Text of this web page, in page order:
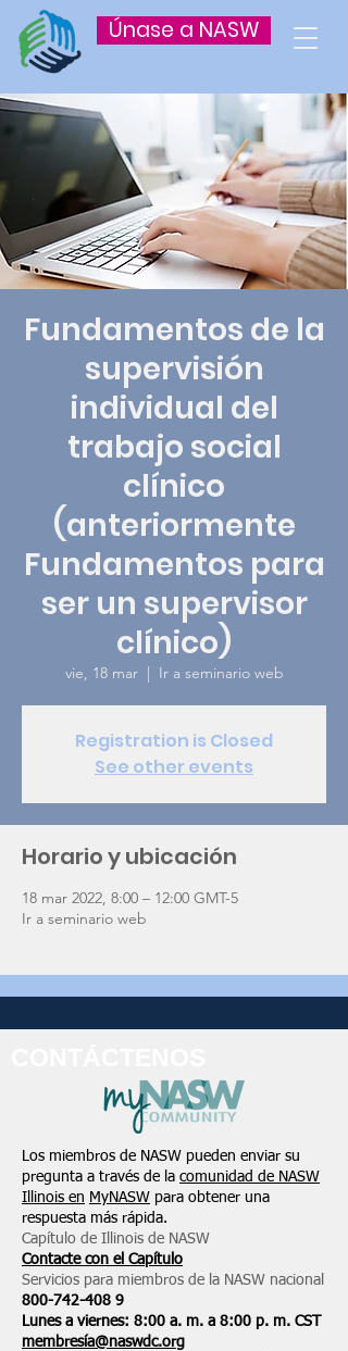
Únase a NASW
Fundamentos de la
supervisión
individual del
trabajo social
clínico
(anteriormente
Fundamentos para
ser un supervisor
clínico)
vie, 18 mar
  |
Ir a seminario web
Registration is Closed
See other events
Horario y ubicación
18 mar 2022, 8:00 – 12:00 GMT-5
Ir a seminario web
Los miembros de NASW pueden enviar su
pregunta a través de la comunidad de NASW
Illinois en MyNASW para obtener una
respuesta más rápida.
Capítulo de Illinois de NASW
Contacte con el Capítulo
Servicios para miembros de la NASW nacional
800-742-408 9
Lunes a viernes: 8:00 a. m. a 8:00 p. m. CST
membresía@naswdc.org